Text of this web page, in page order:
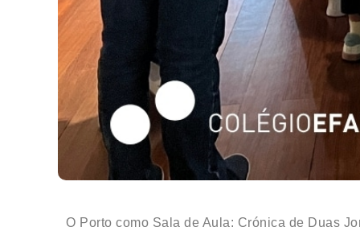
O Porto como Sala de Aula: Crónica de Duas